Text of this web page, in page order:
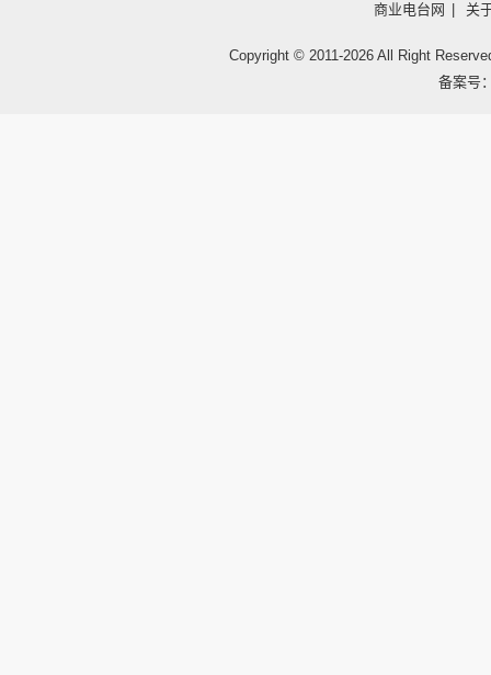
商业电台网 关
Copyright © 2011-2026 All Right
备案号